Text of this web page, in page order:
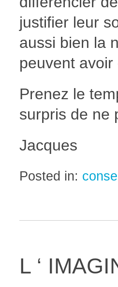
justifier leur
aussi bien la
peuvent avoir
Prenez le
surpris de ne
Jacques
Posted in:
L ‘